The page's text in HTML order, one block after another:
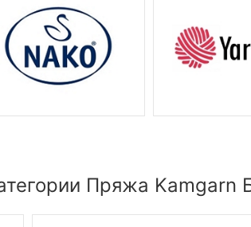
Пряжа Kamgarn